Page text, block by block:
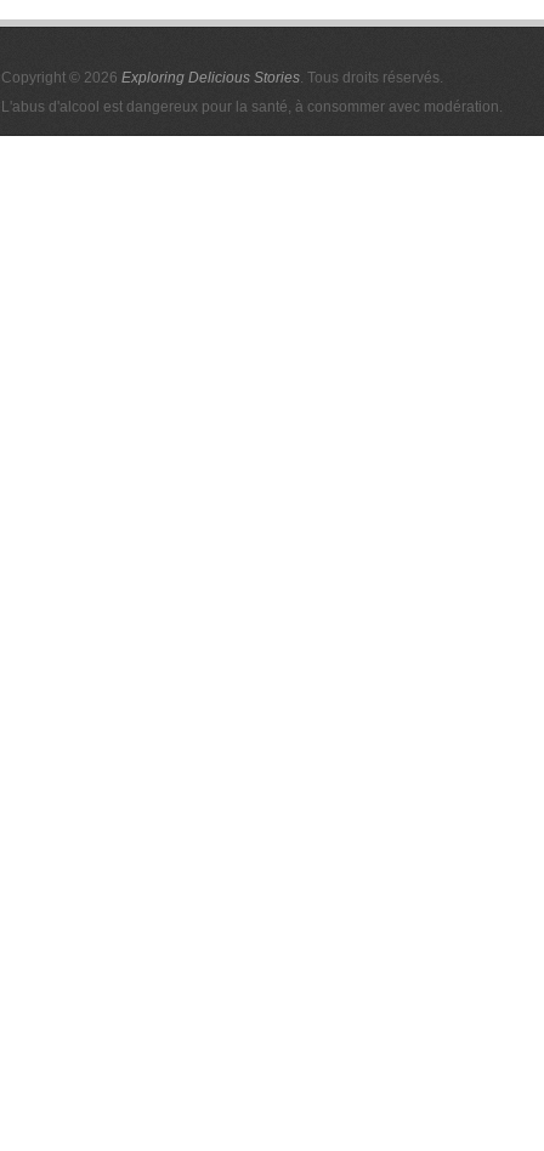
Copyright © 2026 Exploring Delicious Stories . Tous droits réservés.
L'abus d'alcool est dangereux pour la santé, à consommer avec modération.